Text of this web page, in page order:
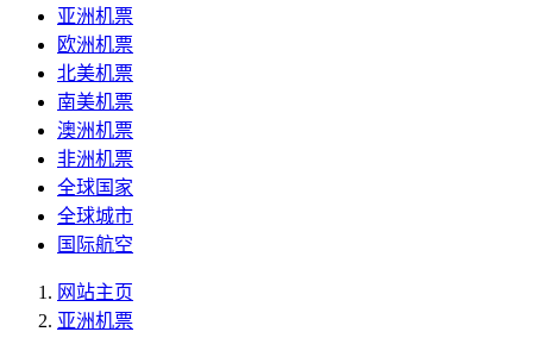
亚洲机票
欧洲机票
北美机票
南美机票
澳洲机票
非洲机票
全球国家
全球城市
国际航空
网站主页
亚洲机票